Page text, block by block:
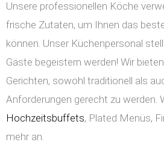
Unsere professionellen Köche
frische Zutaten, um Ihnen das
können. Unser Küchenpersonal
Gäste begeistern werden! Wir
Gerichten, sowohl traditionell als
Anforderungen gerecht zu werden.
Hochzeitsbuffets, Plated Menüs,
mehr an.